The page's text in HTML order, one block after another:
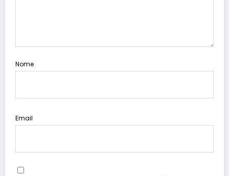
Nome
Email